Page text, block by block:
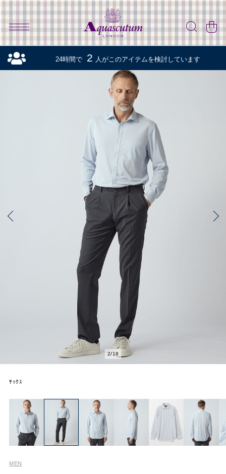
2/18
ｻｯｸｽ
MEN
24時間で 2 人がこのアイテムを検討しています